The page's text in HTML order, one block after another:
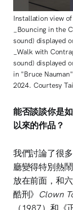
Installation view
_Bouncing in the
sound) displayed
_Walk with
sound) displayed
in "Bruce
2024. Courtesy
能否談談你是
以來的作品？
我們討論了很
廳變得特別熱
放在前面，和
酷刑》 Clown